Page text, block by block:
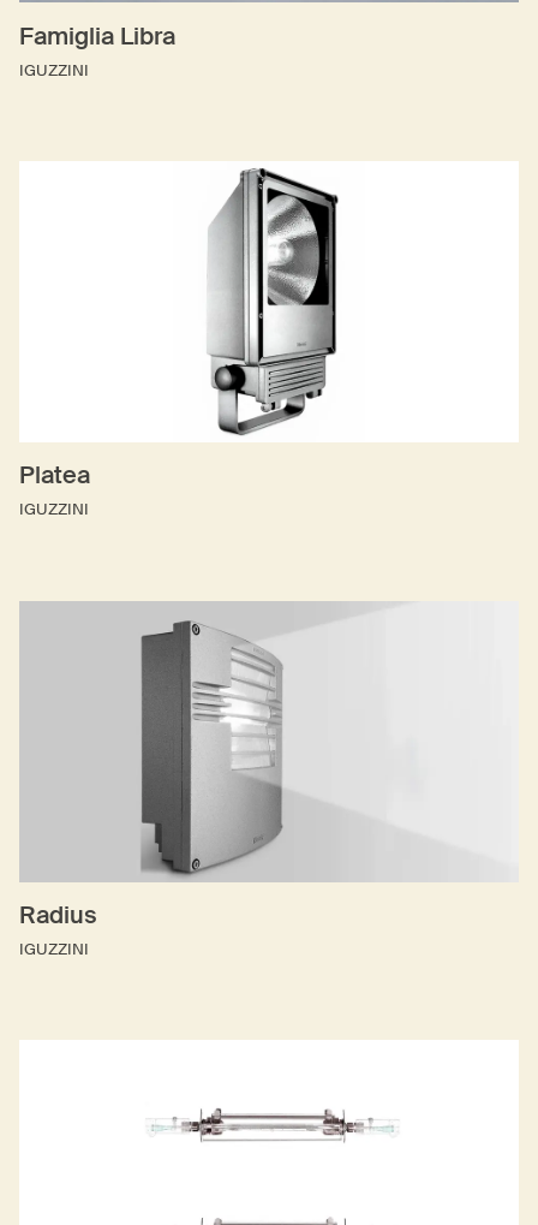
Famiglia Libra
IGUZZINI
Platea
IGUZZINI
Radius
IGUZZINI